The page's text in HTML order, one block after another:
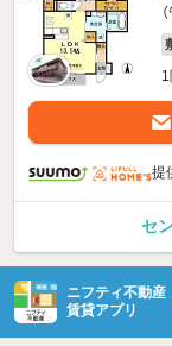
提
セ
ニフティ不動産
賃貸アプリ